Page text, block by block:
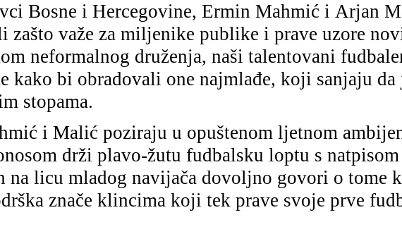
Bosne i Hercegovine, Ermin Mahmić i Arjan
zašto važe za miljenike publike i prave uzore
neformalnog druženja, naši talentovani
kako bi obradovali one najmlađe, koji sanjaju da
stopama.
i Malić poziraju u opuštenom ljetnom
drži plavo-žutu fudbalsku loptu s natpisom
na licu mladog navijača dovoljno govori o tome
znače klincima koji tek prave svoje prve